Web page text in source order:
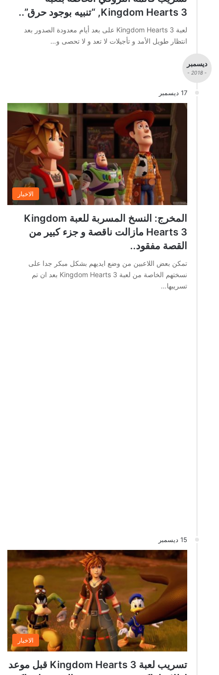
Kingdom Hearts 3, “تنبيه بوجود حرق”..
لعبة Kingdom Hearts 3 على بعد أيام معدودة الصدور بعد
انتظار طويل الأمد و تأجيلات لا تعد و لا تحصى و…
ديسمبر
- 2018 -
17 ديسمبر
الاخبار
المخرج: النسخ المسربة للعبة Kingdom
Hearts 3 مازالت ناقصة و جزء كبير من
القصة مفقود..
تمكن بعض اللاعبين من وضع ايديهم بشكل مبكر جدا على
نسختهم الخاصة من لعبة Kingdom Hearts 3 بعد ان تم
تسريبها…
15 ديسمبر
الاخبار
تسريب لعبة Kingdom Hearts 3 قبل موعد